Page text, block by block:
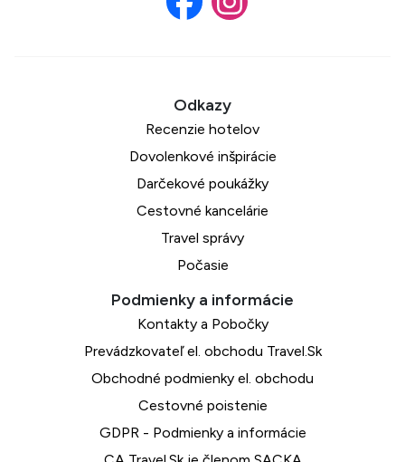
Recenzie hotelov
Dovolenkové inšpirácie
Darčekové poukážky
Cestovné kancelárie
Travel správy
Počasie
Kontakty a Pobočky
Prevádzkovateľ el. obchodu Travel.Sk
Obchodné podmienky el. obchodu
Cestovné poistenie
GDPR - Podmienky a informácie